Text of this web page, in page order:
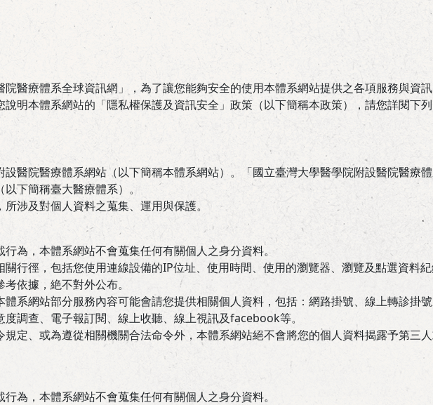
醫療體系全球資訊網」，為了讓您能夠安全的使用本體系網站提供之各項服務與資
明本體系網站的「隱私權保護及資訊安全」政策（以下簡稱本政策），請您詳閱下
醫院醫療體系網站（以下簡稱本體系網站）。「國立臺灣大學醫學院附設醫院醫療
下簡稱臺大醫療體系）。
涉及對個人資料之蒐集、運用與保護。
為，本體系網站不會蒐集任何有關個人之身分資料。
行徑，包括您使用連線設備的IP位址、使用時間、使用的瀏覽器、瀏覽及點選資料
依據，絶不對外公布。
系網站部分服務內容可能會請您提供相關個人資料，包括：網路掛號、線上轉診掛
調查、電子報訂閱、線上收聽、線上視訊及facebook等。
定、或為遵從相關機關合法命令外，本體系網站絕不會將您的個人資料揭露予第三
為，本體系網站不會蒐集任何有關個人之身分資料。